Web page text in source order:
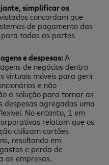
simplificar os
concordam que
de pagamento das
para todas as partes
e despesas:A
de negócios dentro
virtuais móveis para gerir
e não
a solução para tornar as
despesas agregadas uma
No entanto, 1 em
relatam que os
utilizam cartões
resultando em
e perda de
as empresas.